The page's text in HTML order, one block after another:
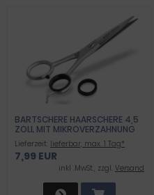
BARTSCHERE HAARSCHERE 4,5
ZOLL MIT MIKROVERZAHNUNG
UND FINGERAUFLAGE
Lieferzeit: lieferbar, max. 1 Tag*
7,99 EUR
inkl .MwSt., zzgl. Versand